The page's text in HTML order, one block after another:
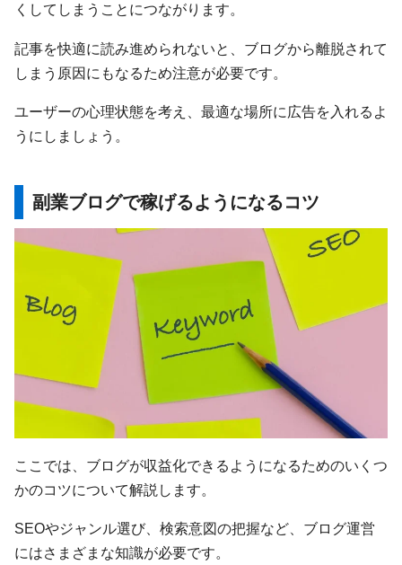
くしてしまうことにつながります。
記事を快適に読み進められないと、ブログから離脱されて
しまう原因にもなるため注意が必要です。
ユーザーの心理状態を考え、最適な場所に広告を入れるよ
うにしましょう。
副業ブログで稼げるようになるコツ
ここでは、ブログが収益化できるようになるためのいくつ
かのコツについて解説します。
SEOやジャンル選び、検索意図の把握など、ブログ運営
にはさまざまな知識が必要です。